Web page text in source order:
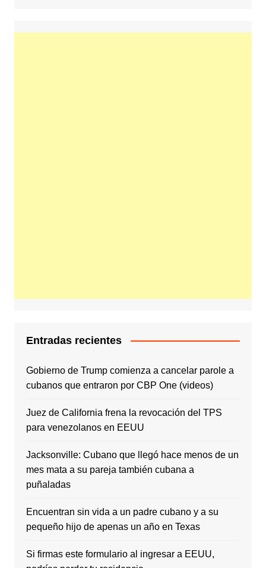
Entradas recientes
Gobierno de Trump comienza a cancelar parole a
cubanos que entraron por CBP One (videos)
Juez de California frena la revocación del TPS
para venezolanos en EEUU
Jacksonville: Cubano que llegó hace menos de un
mes mata a su pareja también cubana a
puñaladas
Encuentran sin vida a un padre cubano y a su
pequeño hijo de apenas un año en Texas
Si firmas este formulario al ingresar a EEUU,